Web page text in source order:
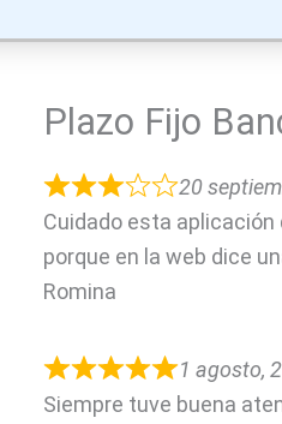
Plazo Fijo
20
Cuidado esta aplicación
porque en la web dice
Romina
1 agosto,
Siempre tuve buena